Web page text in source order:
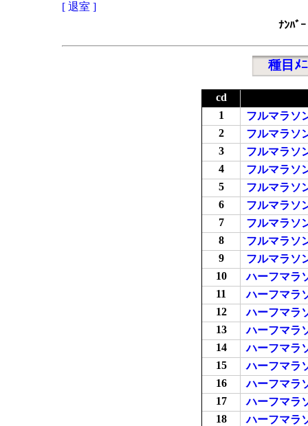
[ 退室 ]
ﾅﾝﾊﾞｰ
種目ﾒ
cd
1
フルマラソ
2
フルマラソ
3
フルマラソ
4
フルマラソ
5
フルマラソ
6
フルマラソ
7
フルマラソ
8
フルマラソ
9
フルマラソ
10
ハーフマラ
11
ハーフマラ
12
ハーフマラ
13
ハーフマラ
14
ハーフマラ
15
ハーフマラ
16
ハーフマラ
17
ハーフマラ
18
ハーフマラ